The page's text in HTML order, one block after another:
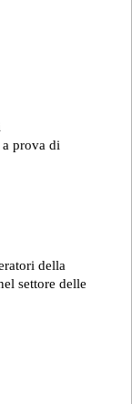
a prova di
della
settore delle